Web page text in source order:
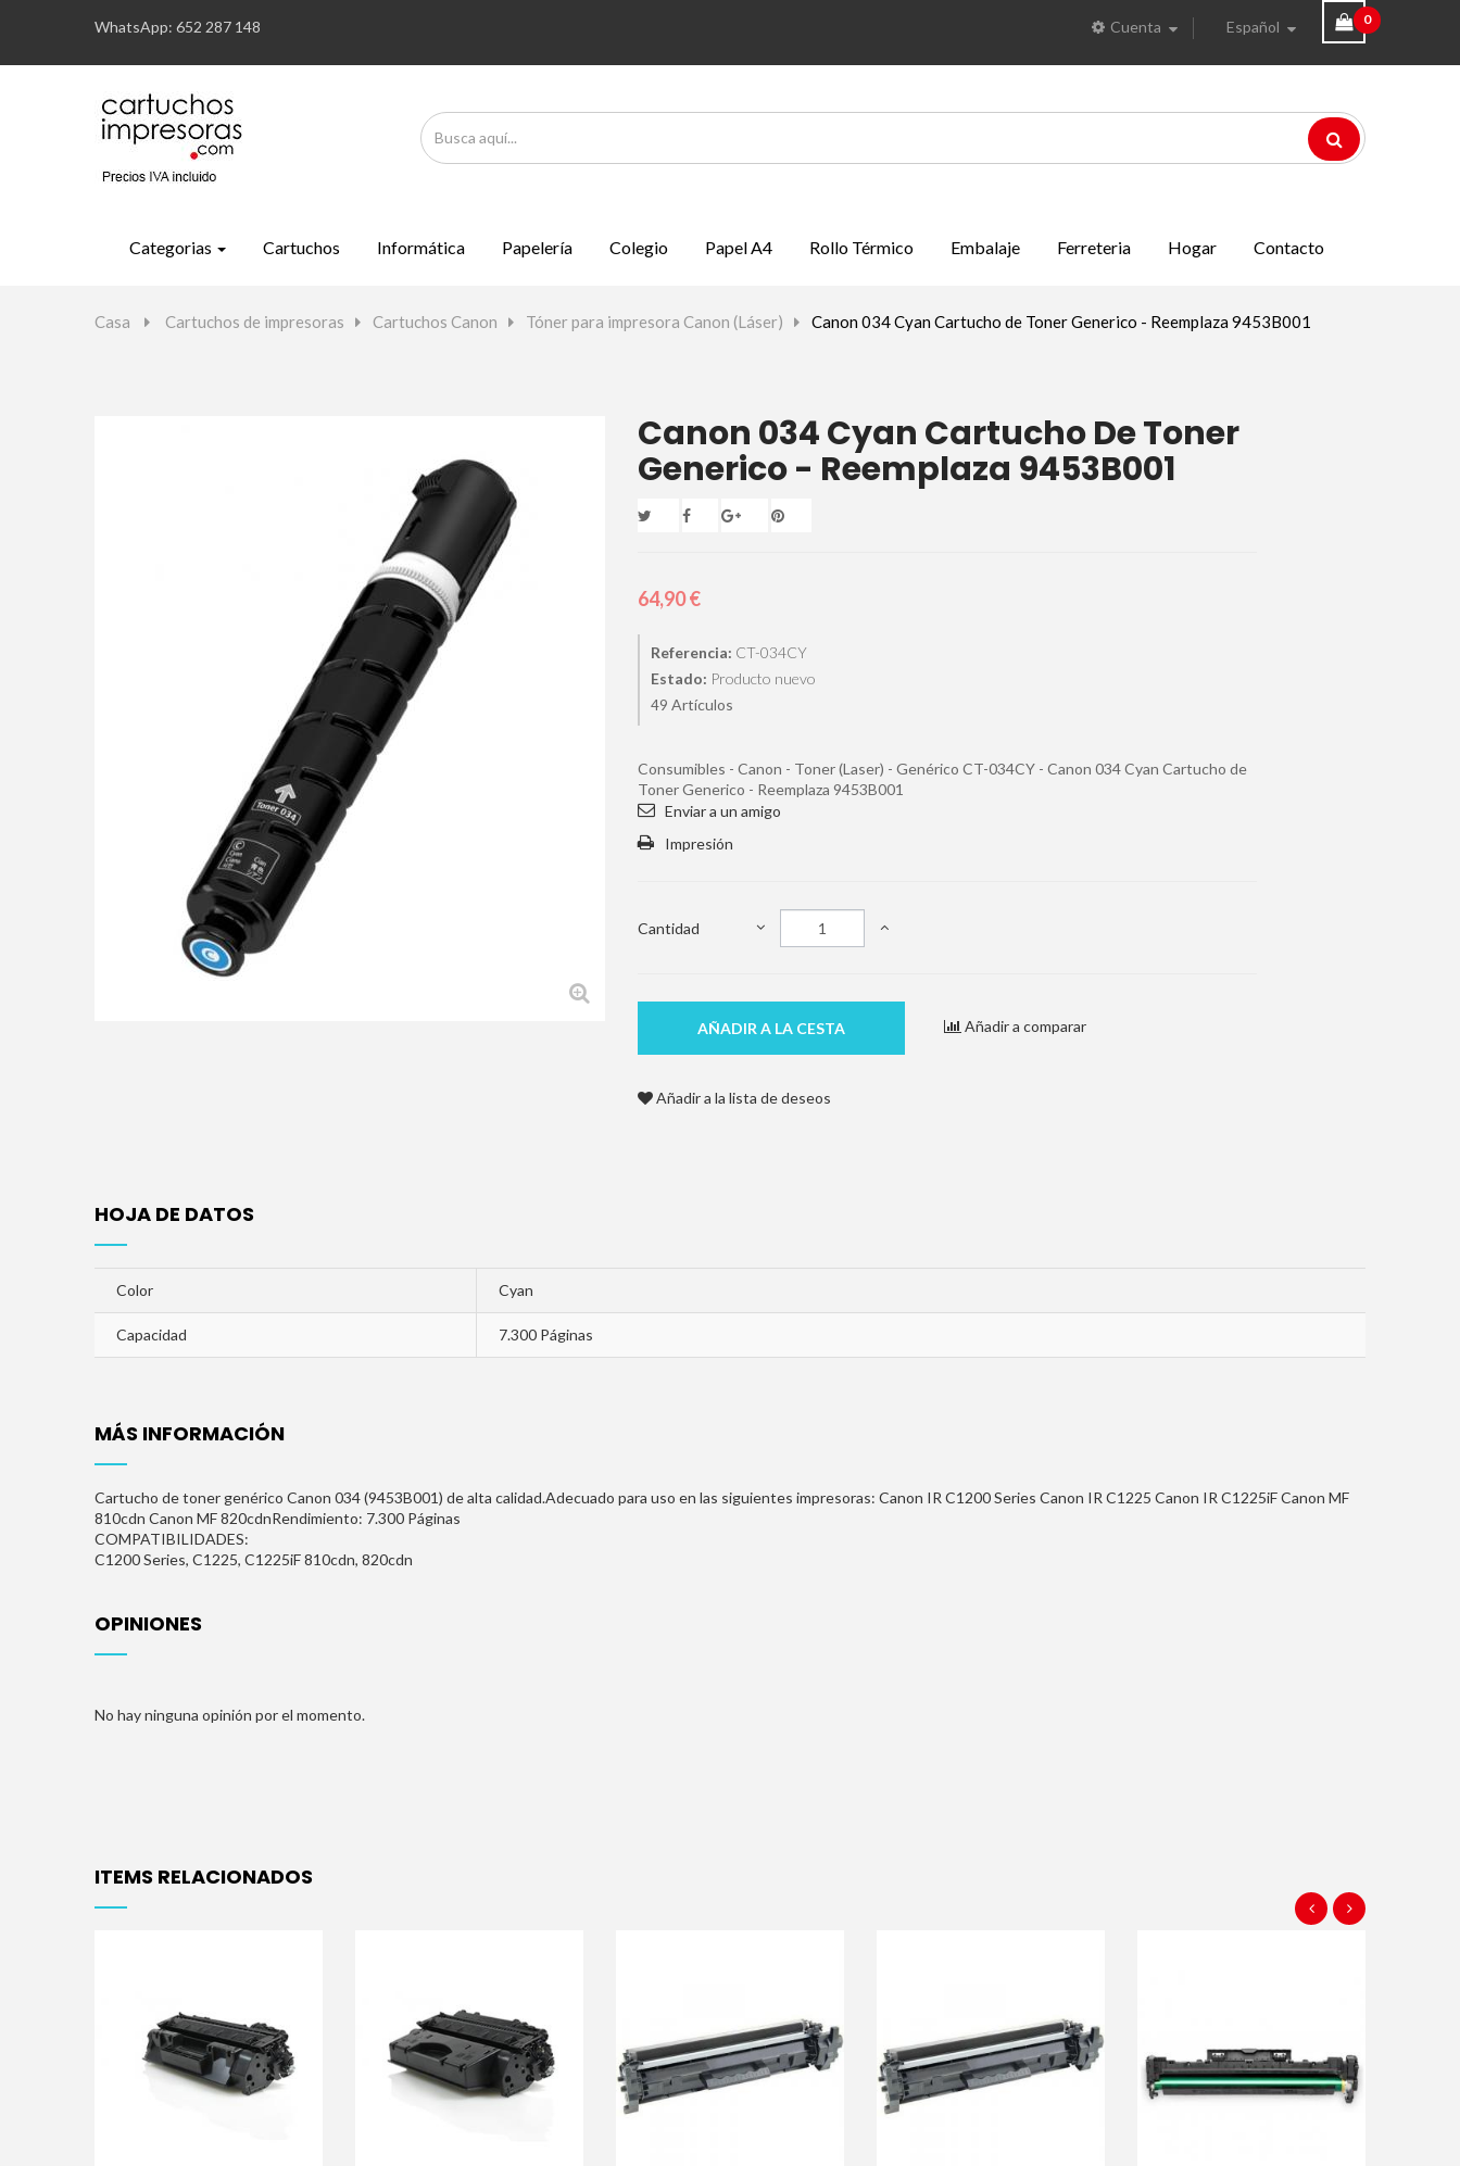
WhatsApp: 652 287 148 0
Español
Cuenta
Categorias Cartuchos Informática Papelería Colegio Papel A4 Rollo Térmico Embalaje Ferreteria Hogar Contacto
Casa > Cartuchos de impresoras > Cartuchos Canon > Tóner para impresora Canon (Láser) > Canon 034 Cyan Cartucho de Toner Generico - Reemplaza 9453B001
Canon 034 Cyan Cartucho De Toner
Generico - Reemplaza 9453B001
64,90 €
Referencia: CT-034CY
Estado: Producto nuevo
49 Artículos
Consumibles - Canon - Toner (Laser) - Genérico CT-034CY - Canon 034 Cyan Cartucho de
Toner Generico - Reemplaza 9453B001
Enviar a un amigo
Impresión
Cantidad
AÑADIR A LA CESTA Añadir a comparar
Añadir a la lista de deseos
HOJA DE DATOS
Color Cyan
Capacidad 7.300 Páginas
MÁS INFORMACIÓN
Cartucho de toner genérico Canon 034 (9453B001) de alta calidad.Adecuado para uso en las siguientes impresoras: Canon IR C1200 Series Canon IR C1225 Canon IR C1225iF Canon MF
810cdn Canon MF 820cdnRendimiento: 7.300 Páginas
COMPATIBILIDADES:
C1200 Series, C1225, C1225iF810cdn, 820cdn
OPINIONES
No hay ninguna opinión por el momento.
ITEMS RELACIONADOS